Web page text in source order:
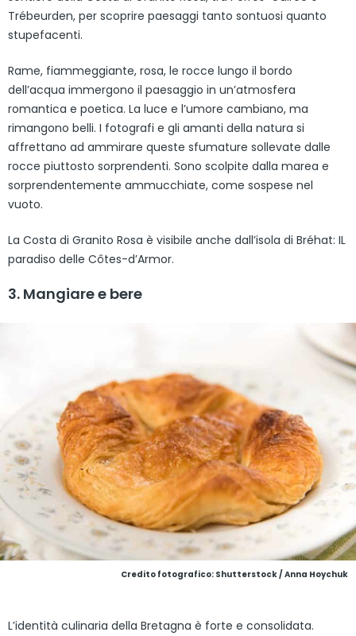
Trébeurden, per scoprire paesaggi tanto sontuosi quanto
stupefacenti.
Rame, fiammeggiante, rosa, le rocce lungo il bordo
dell’acqua immergono il paesaggio in un’atmosfera
romantica e poetica. La luce e l’umore cambiano, ma
rimangono belli. I fotografi e gli amanti della natura si
affrettano ad ammirare queste sfumature sollevate dalle
rocce piuttosto sorprendenti. Sono scolpite dalla marea e
sorprendentemente ammucchiate, come sospese nel
vuoto.
La Costa di Granito Rosa è visibile anche dall’isola di Bréhat: IL
paradiso delle Côtes-d’Armor.
3. Mangiare e bere
Credito fotografico: Shutterstock / Anna Hoychuk
L’identità culinaria della Bretagna è forte e consolidata.